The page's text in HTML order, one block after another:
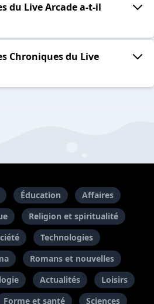
du Live Arcade a-t-il
Chroniques du Live
Éducation
Affaires
Religion et spiritualité
Technologies
Romans et nouvelles
Actualités
Loisirs
Forme et santé Sciences